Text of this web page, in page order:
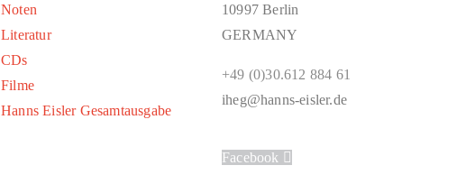
Noten
Literatur
CDs
Filme
Hanns Eisler Gesamtausgabe
10997 Berlin
GERMANY
+49 (0)30.612 884 61
iheg@hanns-eisler.de
Facebook